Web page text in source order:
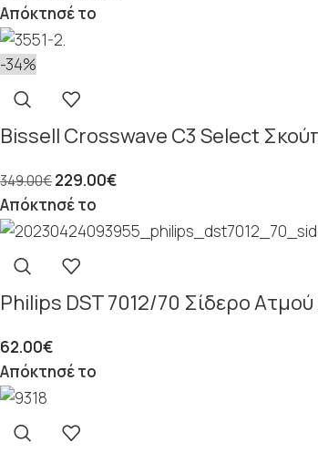
Απόκτησέ το
-34%
Bissell Crosswave C3 Select
349.00€229.00€
Απόκτησέ το
Philips DST 7012/70 Σίδερο
62.00€
Απόκτησέ το